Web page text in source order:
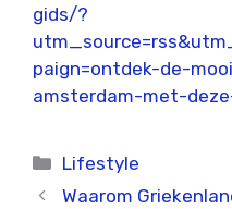
gids/?
paign=ontdek-de-
amsterdam-met-
Categorieën
Lifestyle
Waarom